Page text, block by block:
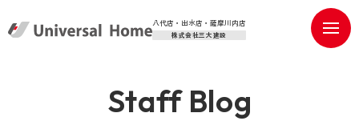
八代店・出水店・薩摩川内店
株式会社三大建設
Staff Blog